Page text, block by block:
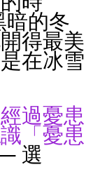
暗的冬
得最美
在冰雪
過憂患
「憂患
選